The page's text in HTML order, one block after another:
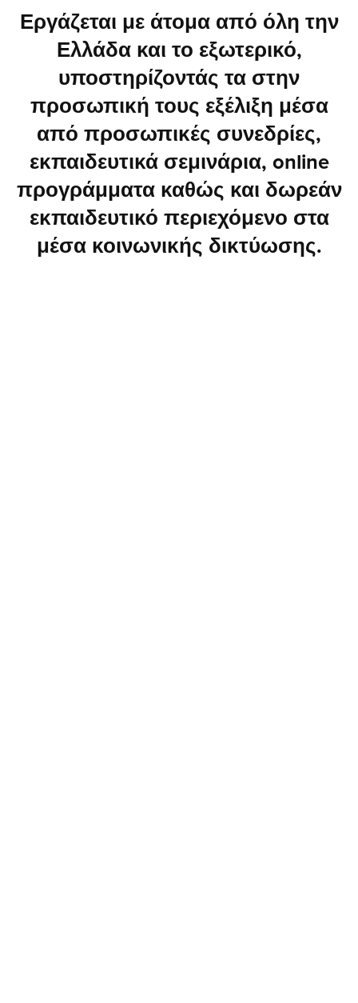
Εργάζεται με άτομα από όλη την
Ελλάδα και το εξωτερικό,
υποστηρίζοντάς τα στην
προσωπική τους εξέλιξη μέσα
από προσωπικές συνεδρίες,
εκπαιδευτικά σεμινάρια, online
προγράμματα καθώς και δωρεάν
εκπαιδευτικό περιεχόμενο στα
μέσα κοινωνικής δικτύωσης.